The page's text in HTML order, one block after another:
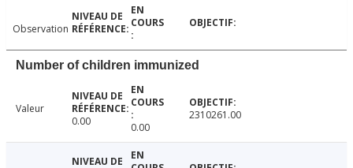
Observation
Number of children immunized
Valeur
0.00
0.00
2310261.00